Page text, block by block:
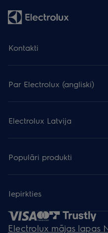
Kontakti
Par Electrolux (angliski)
Electrolux Latvija
Populāri produkti
Iepirkties
Electrolux mājas lapas